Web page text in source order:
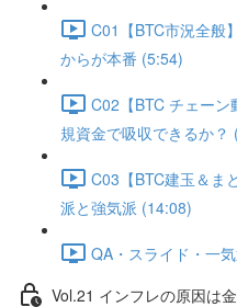
C01【BTC市況全般
からが本番 (5:54)
C02【BTC チェー
規資金で吸収できるか？
C03【BTC建玉＆ま
派と強気派 (14:08)
QA・スライド・一
Vol.21 インフレの原因は